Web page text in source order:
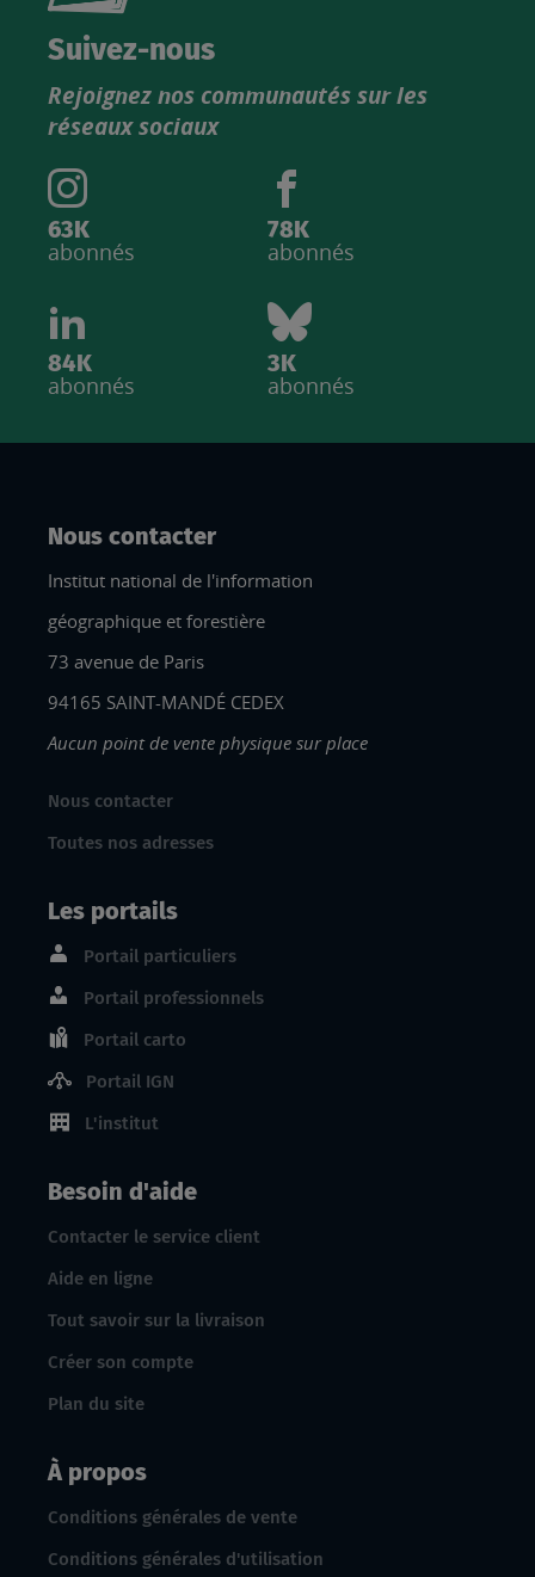
catalogue
Suivez-nous
Rejoignez nos communautés sur les
réseaux sociaux
63K
abonnés
78K
abonnés
84K
abonnés
3K
abonnés
Nous contacter
Institut national de l'information
géographique et forestière
73 avenue de Paris
94165 SAINT-MANDÉ CEDEX
Aucun point de vente physique sur place
Nous contacter
Toutes nos adresses
Les portails
Portail particuliers
Portail professionnels
Portail carto
Portail IGN
L'institut
Besoin d'aide
Contacter le service client
Aide en ligne
Tout savoir sur la livraison
Créer son compte
Plan du site
À propos
Conditions générales de vente
Conditions générales d'utilisation